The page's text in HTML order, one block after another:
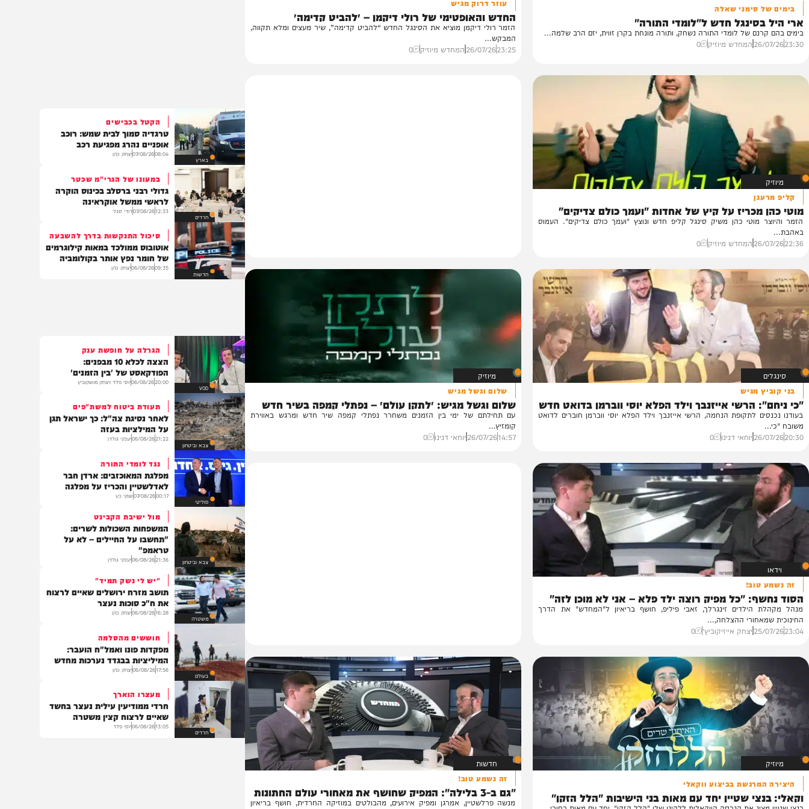
סימני שאלה
חדש ל"לומדי התורה"
של לומדי התורה נשחק, ותורה מונחת בקרן זווית, יזם הרב שלמה...
עוזר דרוק מגיש
החדש והאופטימי של רולי דיקמן – ״להביט קדימה״
הזמר רולי דיקמן מוציא את הסינגל החדש “להביט קדימה”, שיר מעצים ומלא תקווה,
המבקש...
מכריז על קיץ של אחדות "ועמך כולם צדיקים"
מוטי כהן משיק סינגל קליפ חדש ונוצץ "ועמך כולם צדיקים". העמוס
המחדש מיוזיק 0
מגיש
הרשי אייזנבך וילד הפלא יוסי ווברמן בדואט חדש
יוחאי דנינו 0
מיוזיק
שלום וגשל מגיש
שלום וגשל מגיש: ״לתקן עולם״ – נפתלי קמפה בשיר חדש
קומזיץ...
14:57
טוב!
הילדים זינגרלך, זאבי פיליפ, חושף בריאיון ל"המחדש" את הדרך
ההצלחה,...
יצחק אייזיקוביץ' 0
הקטל בכבישים
טרגדיה סמוך לבית שמש: רוכב
אופניים נהרג מפגיעת רכב
08:04
07/08/26יצחק כהן
חרדים
במעונו של הגרי"מ שכטר
גדולי רבני ברסלב בכינוס הוקרה
לראשי ממשל אוקראינה
12:33
07/08/26 דודי סגל
סיכול התנקשות בדרך להשבעה
אוטובוס ממולכד במאות קילוגרמים
VOD
הגרלה על חופשת ענק
הפודקאסט של 'בין הזמנים'
20:00
06/08/26יוסי פלד ויצחק מושקוביץ
צבא וביטחון
תעודת ביטוח למשת"פים
לאחר נסיגת צה"ל: כך ישראל תגן
על המילציות בעזה
21:22
06/08/26יענקי גולדן
פוליטי
מפלגת המאוכזבים: ארדן חבר
לאדלשטיין והכריז על מפלגה
00:17
07/08/26שוקי כץ
צבא וביטחון
מול ישיבת הקבינט
המשפחות השכולות לשרים:
טראמפ"
21:36
06/08/26 יענקי גולדן
משטרה
תושב מזרח ירושלים שאיים לרצוח
את ח"כ סוכות נעצר
16:28
06/08/26יצחק כהן
בעולם
חוששים מהסלמה
מפקדות פונו ואמל"ח הועבר:
המיליציות בבגדד נערכות מחדש
17:56
06/08/26 יצחק כהן